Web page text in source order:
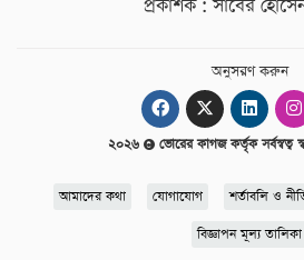
প্রকাশক : সাবের
অনুসরণ করুন
২০২৬ ভোরের কাগজ কর্তৃক সর্বস্বত্ব
আমাদের কথা যোগাযোগ শর্তাবলি ও
বিজ্ঞাপন মূল্য তালিকা